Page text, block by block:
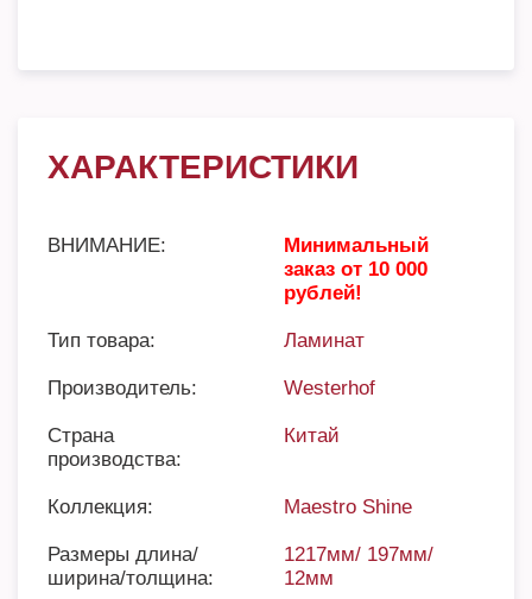
ХАРАКТЕРИСТИКИ
ВНИМАНИЕ:
Минимальный
заказ от 10 000
рублей!
Тип товара: Ламинат
Производитель: Westerhof
Страна
производства:
Китай
Коллекция: Maestro Shine
Размеры длина/
ширина/толщина:
1217мм/ 197мм/
12мм